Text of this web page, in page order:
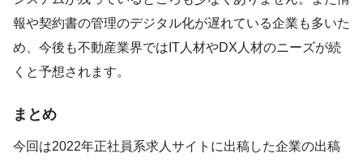
報や契約書の管理のデジタル化が遅れている企業も多いた
め、今後も不動産業界ではIT人材やDX人材のニーズが続
くと予想されます。
まとめ
今回は2022年正社員系求人サイトに出稿した企業の出稿